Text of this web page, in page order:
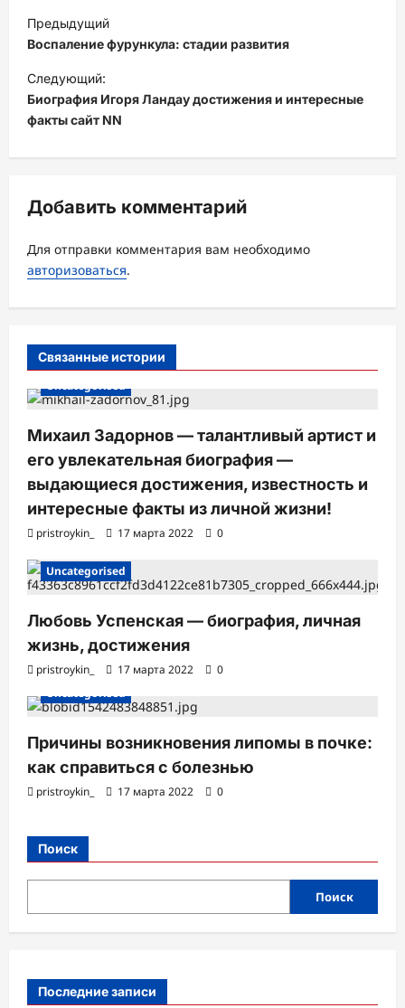
Н
а
в
и
г
а
и
з
и
с
и
Предыдущий
Воспаление фурункула: стадии развития
Следующий:
Биография Игоря Ландау достижения и интересные
факты сайт NN
Добавить комментарий
Для отправки комментария вам необходимо
авторизоваться.
Связанные истории
Uncategorised
Михаил Задорнов — талантливый артист и
его увлекательная биография —
выдающиеся достижения, известность и
интересные факты из личной жизни!
pristroykin_ 17 марта 2022 0
Uncategorised
Любовь Успенская — биография, личная
жизнь, достижения
pristroykin_ 17 марта 2022
0
Uncategorised
Причины возникновения липомы в почке:
как справиться с болезнью
pristroykin_ 17 марта 2022 0
Поиск
Поиск
Последние записи